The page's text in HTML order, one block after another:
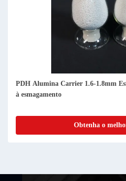
PDH Alumina Carrier 1.6-1.8mm
à esmagamento
Obtenha o